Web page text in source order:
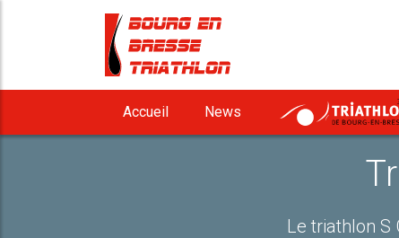
Accueil News
Le triathlon S